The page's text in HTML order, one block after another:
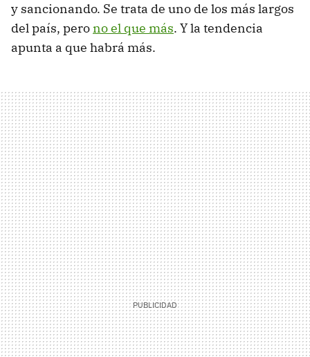
y sancionando. Se trata de uno de los más largos
del país, perono el que más. Y la tendencia
apunta a que habrá más.